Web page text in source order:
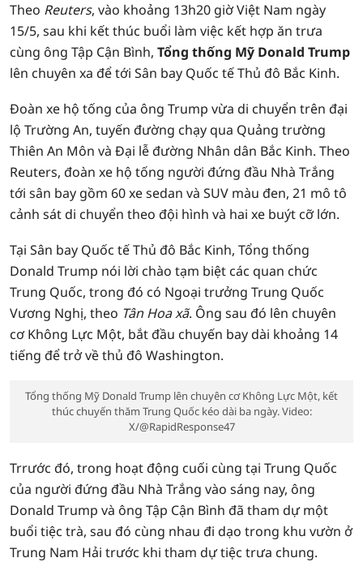
Theo Reuters, vào khoảng 13h20 giờ Việt Nam ngày
15/5, sau khi kết thúc buổi làm việc kết hợp ăn trưa
cùng ông Tập Cận Bình, Tổng thống Mỹ Donald Trump
lên chuyên xa để tới Sân bay Quốc tế Thủ đô Bắc Kinh.
Đoàn xe hộ tống của ông Trump vừa di chuyển trên đại
lộ Trường An, tuyến đường chạy qua Quảng trường
Thiên An Môn và Đại lễ đường Nhân dân Bắc Kinh. Theo
Reuters, đoàn xe hộ tống người đứng đầu Nhà Trắng
tới sân bay gồm 60 xe sedan và SUV màu đen, 21 mô tô
cảnh sát di chuyển theo đội hình và hai xe buýt cỡ lớn.
Tại Sân bay Quốc tế Thủ đô Bắc Kinh, Tổng thống
Donald Trump nói lời chào tạm biệt các quan chức
Trung Quốc, trong đó có Ngoại trưởng Trung Quốc
Vương Nghị, theo Tân Hoa xã. Ông sau đó lên chuyên
cơ Không Lực Một, bắt đầu chuyến bay dài khoảng 14
tiếng để trở về thủ đô Washington.
Tổng thống Mỹ Donald Trump lên chuyên cơ Không Lực Một, kết
thúc chuyến thăm Trung Quốc kéo dài ba ngày. Video:
X/@RapidResponse47
Trrước đó, trong hoạt động cuối cùng tại Trung Quốc
của người đứng đầu Nhà Trắng vào sáng nay, ông
Donald Trump và ông Tập Cận Bình đã tham dự một
buổi tiệc trà, sau đó cùng nhau đi dạo trong khu vườn ở
Trung Nam Hải trước khi tham dự tiệc trưa chung.